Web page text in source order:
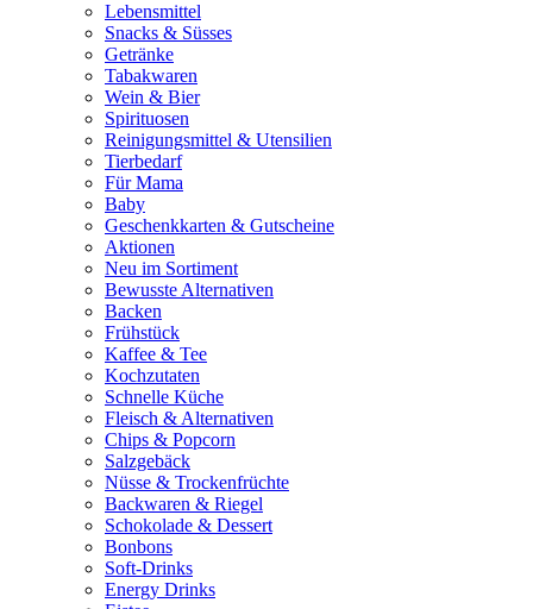
Lebensmittel
Snacks & Süsses
Getränke
Tabakwaren
Wein & Bier
Spirituosen
Reinigungsmittel & Utensilien
Tierbedarf
Für Mama
Baby
Geschenkkarten & Gutscheine
Aktionen
Neu im Sortiment
Bewusste Alternativen
Backen
Frühstück
Kaffee & Tee
Kochzutaten
Schnelle Küche
Fleisch & Alternativen
Chips & Popcorn
Salzgebäck
Nüsse & Trockenfrüchte
Backwaren & Riegel
Schokolade & Dessert
Bonbons
Soft-Drinks
Energy Drinks